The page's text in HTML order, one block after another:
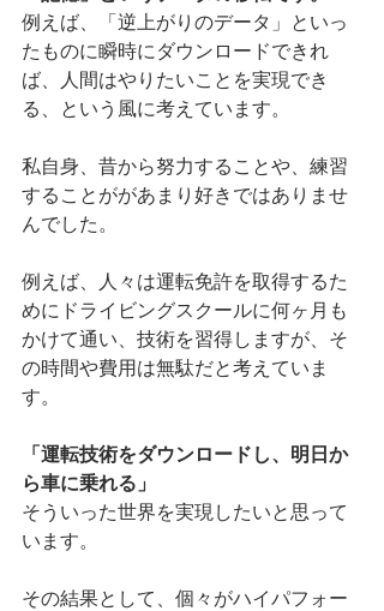
例えば、「逆上がりのデータ」といっ
たものに瞬時にダウンロードできれ
ば、人間はやりたいことを実現でき
る、という風に考えています。
私自身、昔から努力することや、練習
することががあまり好きではありませ
んでした。
例えば、人々は運転免許を取得するた
めにドライビングスクールに何ヶ月も
かけて通い、技術を習得しますが、そ
の時間や費用は無駄だと考えていま
す。
「運転技術をダウンロードし、明日か
ら車に乗れる」
そういった世界を実現したいと思って
います。
その結果として、個々がハイパフォー